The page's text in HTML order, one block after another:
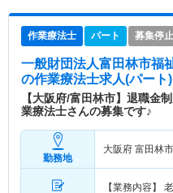
作業療法士 パート 募集停止
一般財団法人富田林市福
の作業療法士求人(パート)
【大阪府/富田林市】退職金
業療法士さんの募集です♪
勤務地
大阪府 富田林市
【業務内容】